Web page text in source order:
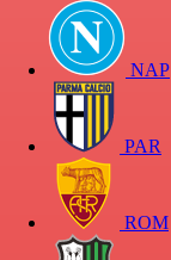
NAP
PAR
ROM